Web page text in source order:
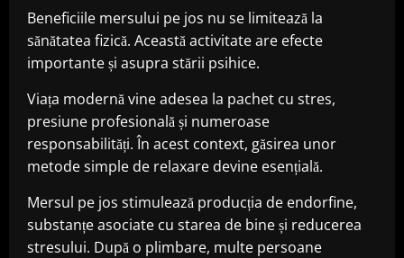
Beneficiile mersului pe jos nu se limitează la
sănătatea fizică. Această activitate are efecte
importante și asupra stării psihice.
Viața modernă vine adesea la pachet cu stres,
presiune profesională și numeroase
responsabilități. În acest context, găsirea unor
metode simple de relaxare devine esențială.
Mersul pe jos stimulează producția de endorfine,
substanțe asociate cu starea de bine și reducerea
stresului. După o plimbare, multe persoane